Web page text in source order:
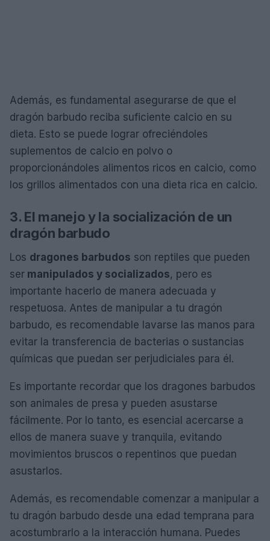
Además, es fundamental asegurarse de que el
dragón barbudo reciba suficiente calcio en su
dieta. Esto se puede lograr ofreciéndoles
suplementos de calcio en polvo o
proporcionándoles alimentos ricos en calcio, como
los grillos alimentados con una dieta rica en calcio.
3. El manejo y la socialización de un
dragón barbudo
Los dragones barbudos son reptiles que pueden
ser manipulados y socializados, pero es
importante hacerlo de manera adecuada y
respetuosa. Antes de manipular a tu dragón
barbudo, es recomendable lavarse las manos para
evitar la transferencia de bacterias o sustancias
químicas que puedan ser perjudiciales para él.
Es importante recordar que los dragones barbudos
son animales de presa y pueden asustarse
fácilmente. Por lo tanto, es esencial acercarse a
ellos de manera suave y tranquila, evitando
movimientos bruscos o repentinos que puedan
asustarlos.
Además, es recomendable comenzar a manipular a
tu dragón barbudo desde una edad temprana para
acostumbrarlo a la interacción humana. Puedes